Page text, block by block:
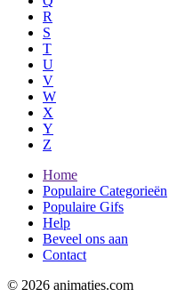
R
S
T
U
V
W
X
Y
Z
Home
Populaire Categorieën
Populaire Gifs
Help
Beveel ons aan
Contact
© 2026 animaties.com